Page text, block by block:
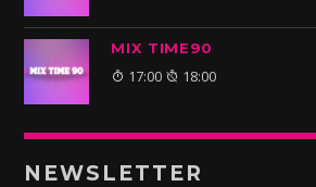
MIX TIME90
17:00 18:00
NEWSLETTER